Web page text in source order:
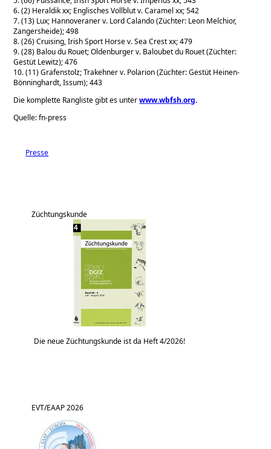
6. (2) Heraldik xx; Englisches Vollblut v. Caramel xx; 542
7. (13) Lux; Hannoveraner v. Lord Calando (Züchter: Leon Melchior,
Zangersheide); 498
8. (26) Cruising, Irish Sport Horse v. Sea Crest xx; 479
9. (28) Balou du Rouet; Oldenburger v. Baloubet du Rouet (Züchter:
Gestüt Lewitz); 476
10. (11) Grafenstolz; Trakehner v. Polarion (Züchter: Gestüt Heinen-
Bönninghardt, Issum); 443
Die komplette Rangliste gibt es unterwww.wbfsh.org.
Quelle: fn-press
Presse
Züchtungskunde
Die neue Züchtungskunde ist da Heft 4/2026!
EVT/EAAP 2026